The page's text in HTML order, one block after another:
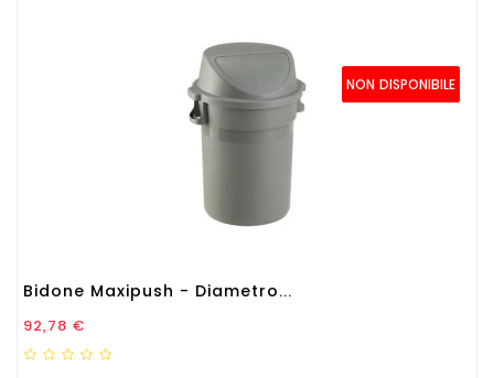
NON DISPONIBILE
Bidone Maxipush - Diametro...
Prezzo
92,78 €